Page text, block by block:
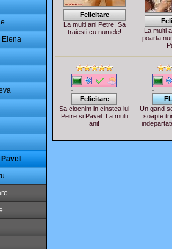
Elena
Felicitare
La multi ani Petre! Sa
traiesti cu numele!
La multi
poarta
Felicitare
Sa ciocnim in cinstea lui
Petre si Pavel. La multi
ani!
Un gand
soapte